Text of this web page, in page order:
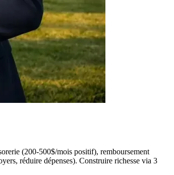
(200-500$/mois positif), remboursement
réduire dépenses). Construire richesse via 3